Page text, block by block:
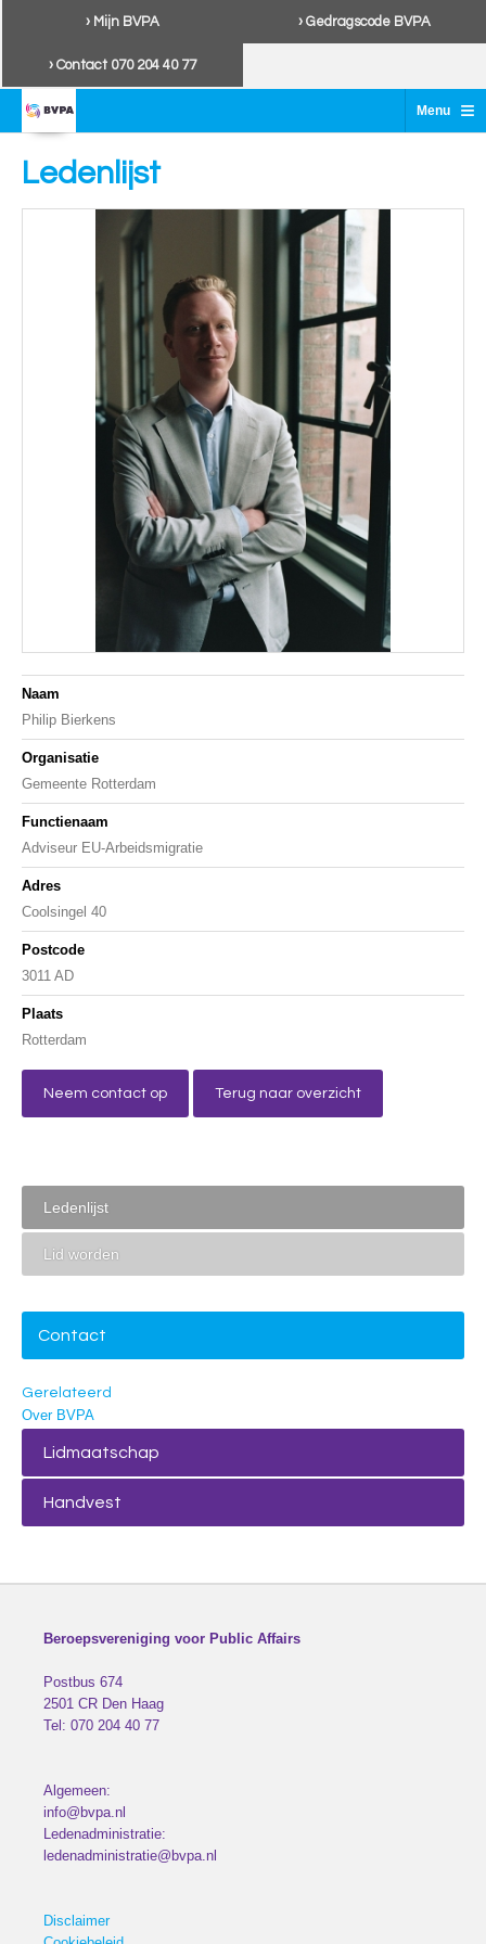
› Mijn BVPA › Gedragscode BVPA
› Contact 070 204 40 77
Menu ≡
Ledenlijst
Naam
Philip Bierkens
Organisatie
Gemeente Rotterdam
Functienaam
Adviseur EU-Arbeidsmigratie
Adres
Coolsingel 40
Postcode
3011 AD
Plaats
Rotterdam
Neem contact op Terug naar overzicht
Ledenlijst
Lid worden
Contact
Gerelateerd
Over BVPA
Lidmaatschap
Handvest
Beroepsvereniging voor Public Affairs
Postbus 674
2501 CR Den Haag
Tel: 070 204 40 77
Algemeen:
info@bvpa.nl
Ledenadministratie:
ledenadministratie@bvpa.nl
Disclaimer